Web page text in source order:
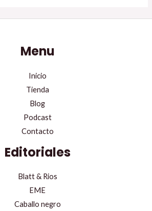
Menu
Inicio
Tienda
Blog
Podcast
Contacto
Editoriales
Blatt & Rios
EME
Caballo negro